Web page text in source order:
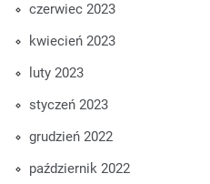
czerwiec 2023
kwiecień 2023
luty 2023
styczeń 2023
grudzień 2022
październik 2022